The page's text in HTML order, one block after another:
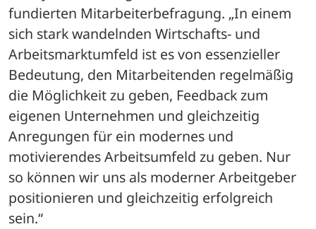
fundierten Mitarbeiterbefragung. „In einem
sich stark wandelnden Wirtschafts- und
Arbeitsmarktumfeld ist es von essenzieller
Bedeutung, den Mitarbeitenden regelmäßig
die Möglichkeit zu geben, Feedback zum
eigenen Unternehmen und gleichzeitig
Anregungen für ein modernes und
motivierendes Arbeitsumfeld zu geben. Nur
so können wir uns als moderner Arbeitgeber
positionieren und gleichzeitig erfolgreich
sein.“